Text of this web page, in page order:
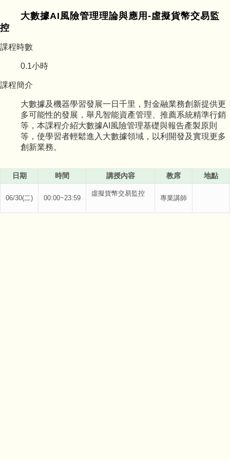
大數據AI風險管理理論與應用-虛擬貨幣交易監
控
課程時數
0.1小時
課程簡介
大數據及機器學習發展一日千里，對金融業務創新提供更
多可能性的發展，舉凡智能資產管理、推薦系統精準行銷
等，本課程介紹大數據AI風險管理基礎與報告產製原則
等，使學習者輕鬆進入大數據領域，以利開發及實現更多
創新業務。
日期 時間 講授內容 教席 地點
06/30(二) 00:00~23:59
虛擬貨幣交易監控
專業講師